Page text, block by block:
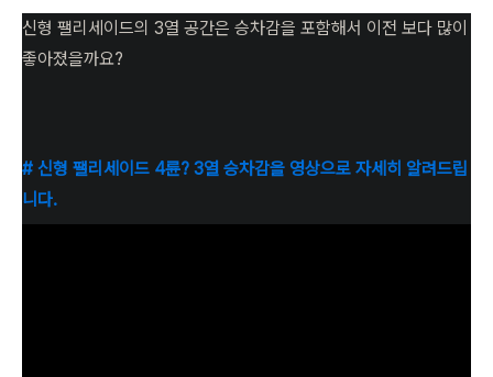
신형 팰리세이드의 3열 공간은 승차감을 포함해서 이전 보다 많이
좋아졌을까요?
# 신형 팰리세이드 4륜? 3열 승차감을 영상으로 자세히 알려드립
니다.